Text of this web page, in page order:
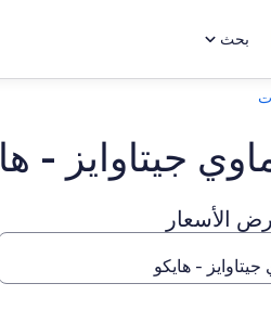
بحث
جيتاوايز -
الأسعار